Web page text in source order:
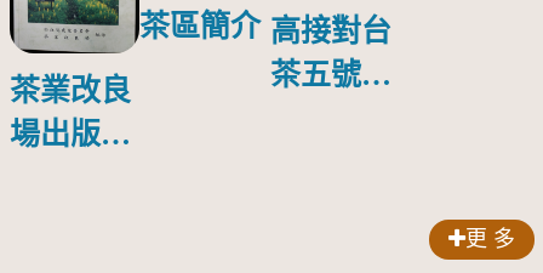
茶業改良
場出版第
茶區簡介 高接對台
茶五號葉
更 多